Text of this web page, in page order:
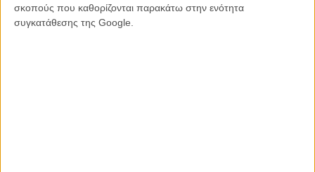
σκοπούς που καθορίζονται παρακάτω στην ενότητα
συγκατάθεσης της Google.